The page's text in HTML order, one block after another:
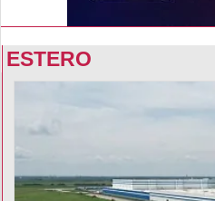
ESTERO